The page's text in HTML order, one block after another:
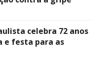
celebra 72 anos
e festa para as